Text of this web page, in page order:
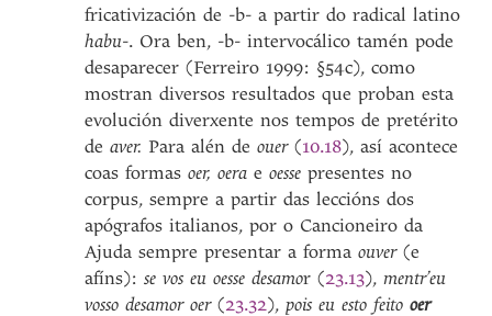
fricativización de -b- a partir do radical latino
habu-. Ora ben, -b- intervocálico tamén pode
desaparecer (Ferreiro 1999: §54c), como
mostran diversos resultados que proban esta
evolución diverxente nos tempos de pretérito
deaver. Para alén deouer(10.18), así acontece
coas formasoer, oera eoessepresentes no
corpus, sempre a partir das leccións dos
apógrafos italianos, por o Cancioneiro da
Ajuda sempre presentar a formaouver(e
afíns):se vos eu oesse desamor (23.13),mentr’eu
vosso desamor oer(23.32),pois eu esto feitooer